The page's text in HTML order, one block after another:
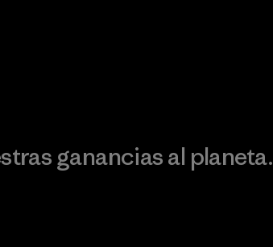
ganancias al planeta.